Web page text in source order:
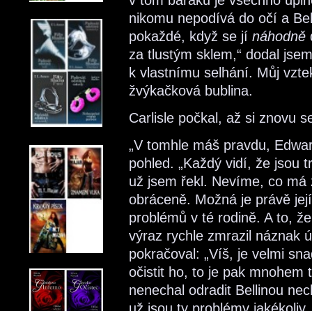
nikomu nepodívá do očí a
pokaždé, když se jí náhodně
za tlustým sklem,“ dodal
k vlastnímu selhání. Můj
žvýkačková bublina.
Carlisle počkal, až si znovu
„V tomhle máš pravdu,
pohled. „Každý vidí, že jsou
už jsem řekl. Nevíme, co
obráceně. Možná je právě
problémů v té rodině. A to,
výraz rychle zmrazil náznak
pokračoval: „Víš, je velmi
očistit ho, to je pak mnohem
nenechal odradit Bellinou